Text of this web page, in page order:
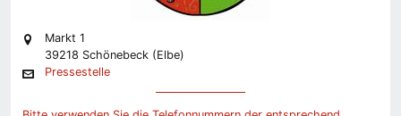
Markt 1
39218 Schönebeck (Elbe)
Pressestelle